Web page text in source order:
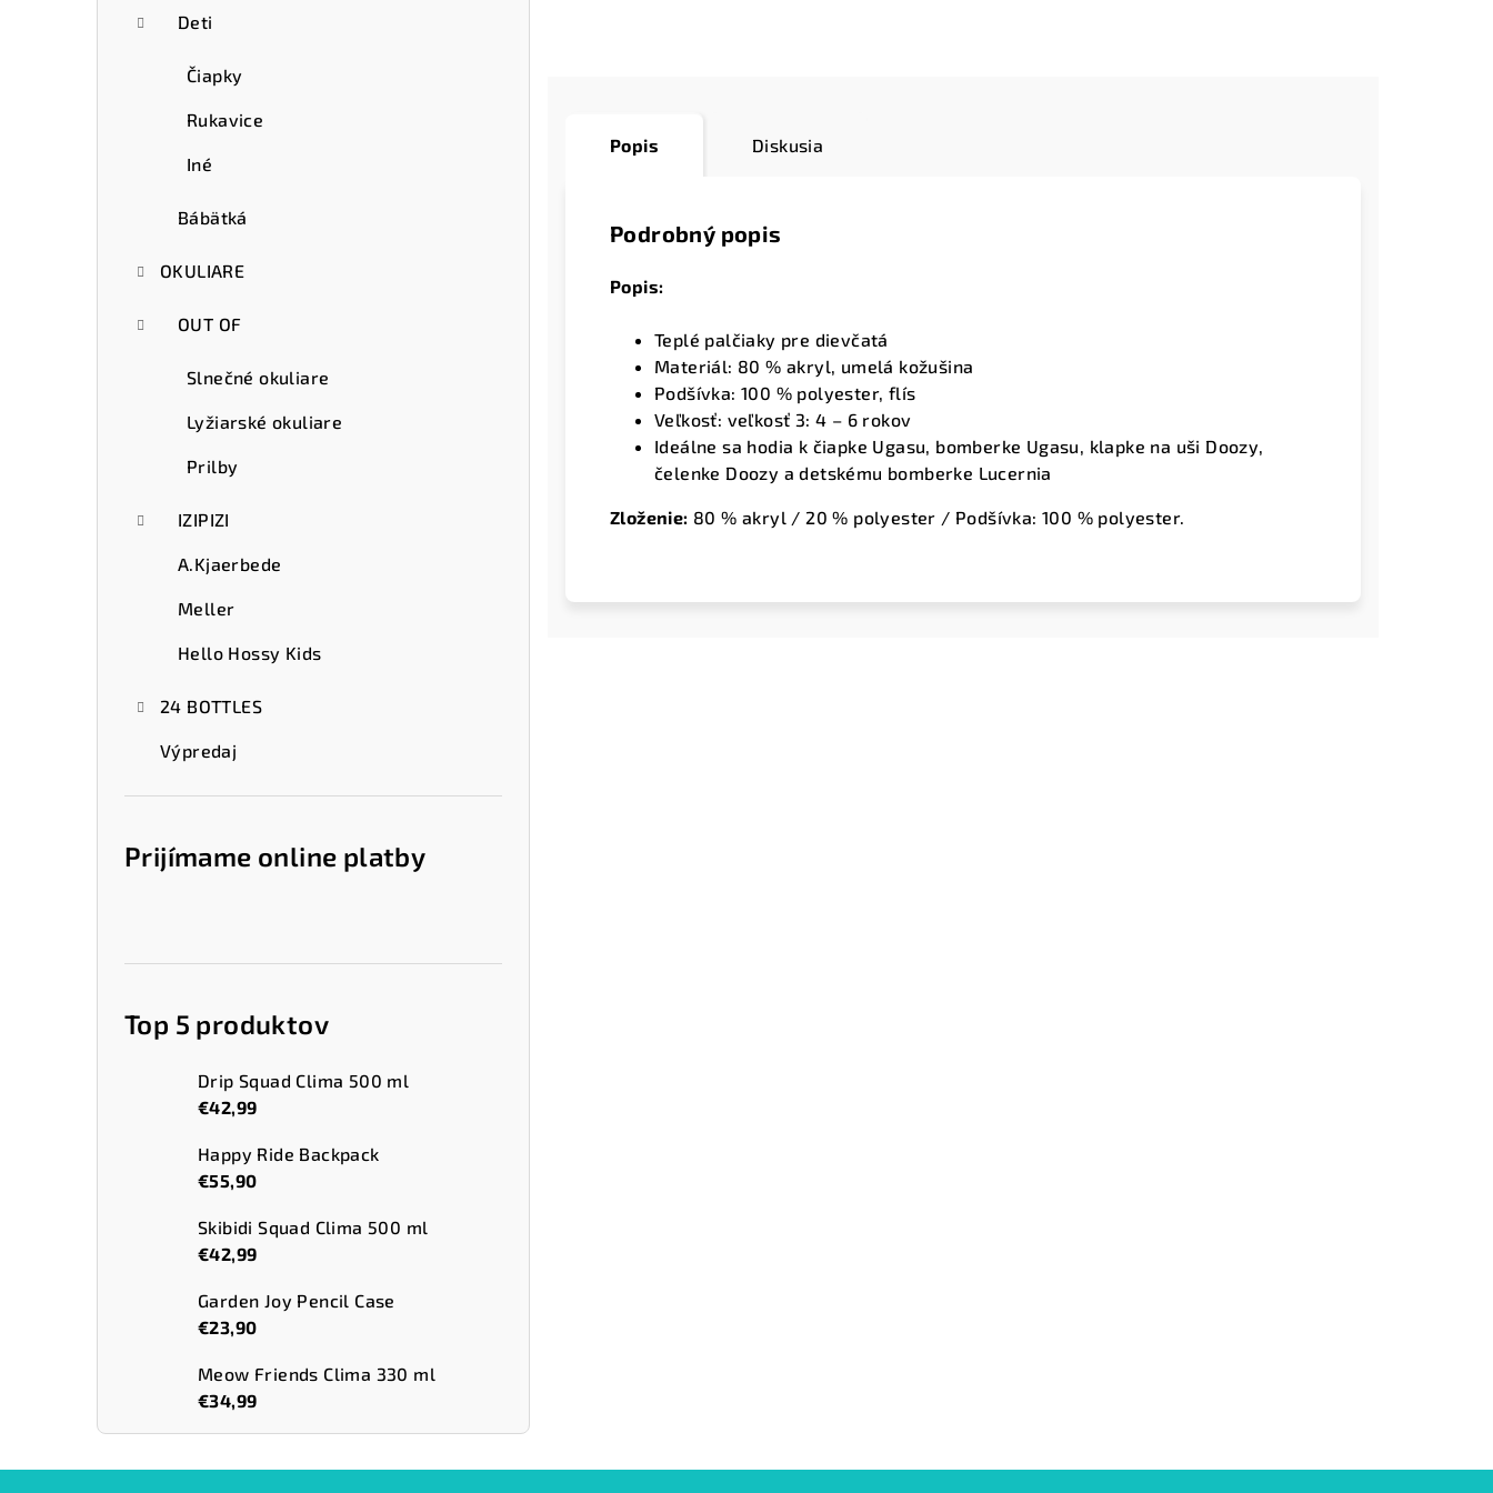
Deti
Čiapky
Rukavice
Iné
Bábätká
OKULIARE
OUT OF
Slnečné okuliare
Lyžiarské okuliare
Prilby
IZIPIZI
A.Kjaerbede
Meller
Hello Hossy Kids
24 BOTTLES
Výpredaj
Prijímame online platby
Top 5 produktov
Drip Squad Clima 500 ml
€42,99
Happy Ride Backpack
€55,90
Skibidi Squad Clima 500 ml
€42,99
Garden Joy Pencil Case
€23,90
Meow Friends Clima 330 ml
€34,99
Popis Diskusia
Podrobný popis
Popis:
Teplé palčiaky pre dievčatá
Materiál: 80 % akryl, umelá kožušina
Podšívka: 100 % polyester, flís
Veľkosť: veľkosť 3: 4 – 6 rokov
Ideálne sa hodia k čiapke Ugasu, bomberke Ugasu, klapke na uši Doozy,
čelenke Doozy a detskému bomberke Lucernia
Zloženie: 80 % akryl / 20 % polyester / Podšívka: 100 % polyester.